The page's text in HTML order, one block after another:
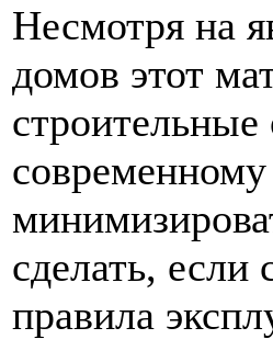
Несмотря на
домов этот
сделать,
правила